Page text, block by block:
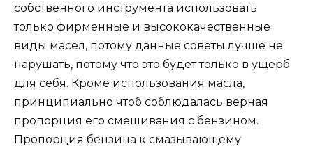
собственного инструмента использовать
только фирменные и высококачественные
виды масел, потому данные советы лучше не
нарушать, потому что это будет только в ущерб
для себя. Кроме использования масла,
принципиально чтоб соблюдалась верная
пропорция его смешивания с бензином.
Пропорция бензина к смазывающему